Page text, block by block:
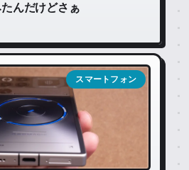
んだけどさぁ
スマートフォン